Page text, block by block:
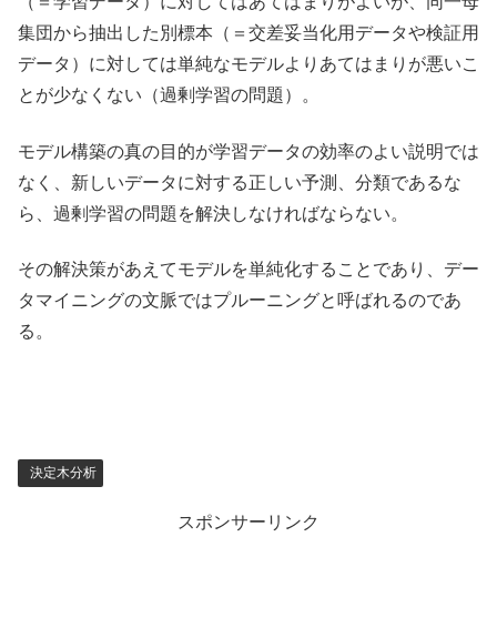
集団から抽出した別標本（＝交差妥当化用データや検証用
データ）に対しては単純なモデルよりあてはまりが悪いこ
とが少なくない（過剰学習の問題）。
モデル構築の真の目的が学習データの効率のよい説明では
なく、新しいデータに対する正しい予測、分類であるな
ら、過剰学習の問題を解決しなければならない。
その解決策があえてモデルを単純化することであり、デー
タマイニングの文脈ではプルーニングと呼ばれるのであ
る。
決定木分析
スポンサーリンク